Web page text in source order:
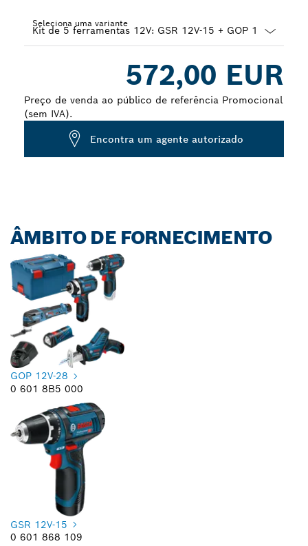
Seleciona uma variante
572,00 EUR
Preço de venda ao público de referência Promocional
(sem IVA).
Encontra um agente autorizado
ÂMBITO DE FORNECIMENTO
GOP 12V-28
0 601 8B5 000
GSR 12V-15
0 601 868 109